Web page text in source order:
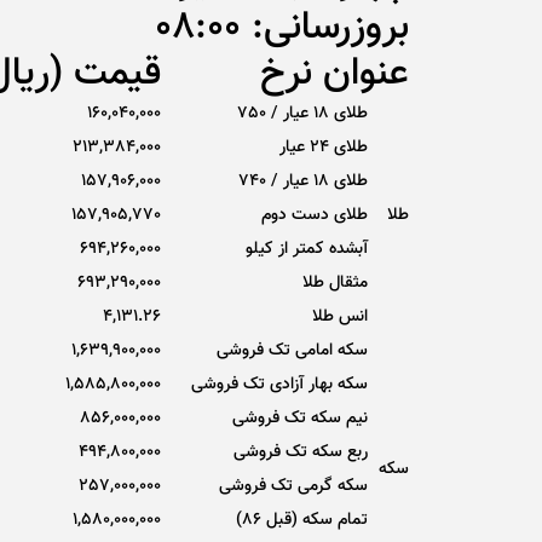
بروزرسانی: 08:00
عنوان نرخ قیمت
طلا
طلای 18 عیار / 750
160,040,000
طلای ۲۴ عیار
213,384,000
طلای 18 عیار / 740
157,906,000
طلای دست دوم
157,905,770
آبشده کمتر از کیلو
694,260,000
مثقال طلا
693,290,000
انس طلا
4,131.26
سکه
سکه امامی تک فروشی
1,639,900,000
سکه بهار آزادی تک فروشی
1,585,800,000
نیم سکه تک فروشی
856,000,000
ربع سکه تک فروشی
494,800,000
سکه گرمی تک فروشی
257,000,000
تمام سکه (قبل 86)
1,580,000,000